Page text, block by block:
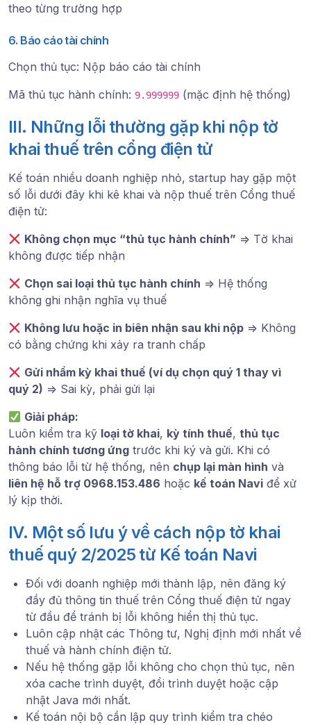
theo từng trường hợp
6. Báo cáo tài chính
Chọn thủ tục: Nộp báo cáo tài chính
Mã thủ tục hành chính: 9.999999 (mặc định hệ thống)
III. Những lỗi thường gặp khi nộp tờ
khai thuế trên cổng điện tử
Kế toán nhiều doanh nghiệp nhỏ, startup hay gặp một
số lỗi dưới đây khi kê khai và nộp thuế trên Cổng thuế
điện tử:
Không chọn mục “thủ tục hành chính” => Tờ khai
không được tiếp nhận
Chọn sai loại thủ tục hành chính => Hệ thống
không ghi nhận nghĩa vụ thuế
Không lưu hoặc in biên nhận sau khi nộp => Không
có bằng chứng khi xảy ra tranh chấp
Gửi nhầm kỳ khai thuế (ví dụ chọn quý 1 thay vì
quý 2) => Sai kỳ, phải gửi lại
Giải pháp:
Luôn kiểm tra kỹ loại tờ khai, kỳ tính thuế, thủ tục
hành chính tương ứng trước khi ký và gửi. Khi có
thông báo lỗi từ hệ thống, nên chụp lại màn hình và
liên hệ hỗ trợ 0968.153.486 hoặc kế toán Navi để xử
lý kịp thời.
IV. Một số lưu ý về cách nộp tờ khai
thuế quý 2/2025 từ Kế toán Navi
Đối với doanh nghiệp mới thành lập, nên đăng ký
đầy đủ thông tin thuế trên Cổng thuế điện tử ngay
từ đầu để tránh bị lỗi không hiển thị thủ tục.
Luôn cập nhật các Thông tư, Nghị định mới nhất về
thuế và hành chính điện tử.
Nếu hệ thống gặp lỗi không cho chọn thủ tục, nên
xóa cache trình duyệt, đổi trình duyệt hoặc cập
nhật Java mới nhất.
Kế toán nội bộ cần lập quy trình kiểm tra chéo